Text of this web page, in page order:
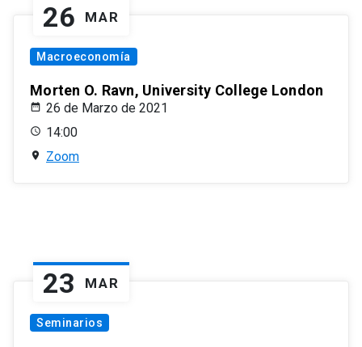
26 MAR
Macroeconomía
Morten O. Ravn, University College London
26 de Marzo de 2021
14:00
Zoom
23 MAR
Seminarios